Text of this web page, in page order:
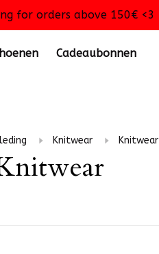
for orders above 150€ <3
Cadeaubonnen
Knitwear Knitwear